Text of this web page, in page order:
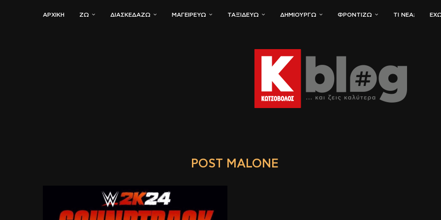
ΑΡΧΙΚΗ ΖΏ ΔΙΑΣΚΕΔΆΖΩ ΜΑΓΕΙΡΕΎΩ ΤΑΞΙΔΕΎΩ ΔΗΜΙΟΥΡΓΏ ΦΡΟΝΤΊΖΩ ΤΙ ΝΈΑ;
POST MALONE